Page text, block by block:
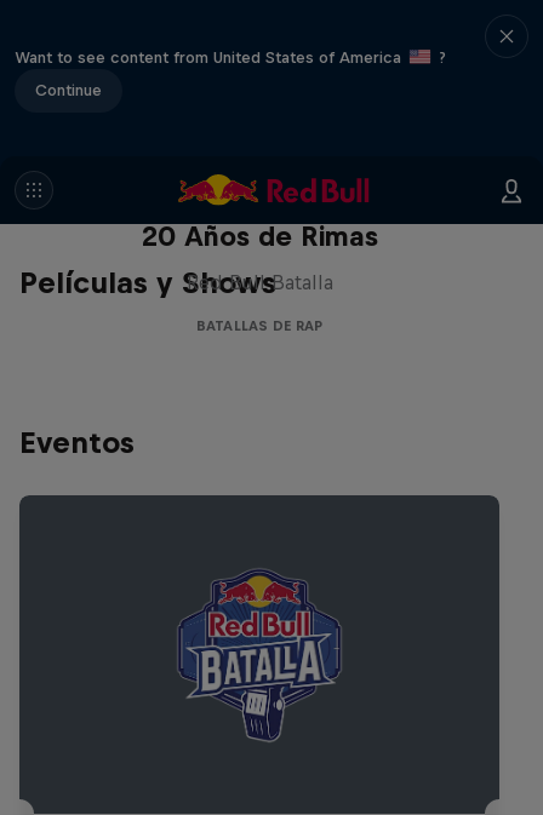
Want to see content from United States of America
?
Continue
Películas y Shows
Red Bull Batalla Nueva Historia:
20 Años de Rimas
Red Bull Batalla
BATALLAS DE RAP
Eventos